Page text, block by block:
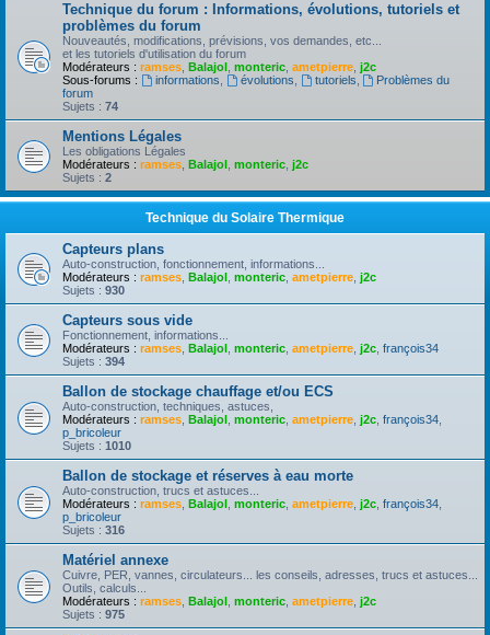
Technique du forum : Informations, évolutions, tutoriels et
problèmes du forum
Nouveautés, modifications, prévisions, vos demandes, etc...
et les tutoriels d'utilisation du forum
Modérateurs : ramses Balajol monteric ametpierre j2c
Sous-forums :
informations évolutions tutoriels
Problèmes du
forum
Sujets : 74
Mentions Légales
Les obligations Légales
Modérateurs : ramses Balajol monteric j2c
Sujets : 2
Technique du Solaire Thermique
Capteurs plans
Auto-construction, fonctionnement, informations...
Modérateurs : ramses Balajol monteric ametpierre j2c
Sujets : 930
Capteurs sous vide
Fonctionnement, informations...
Modérateurs : ramses Balajol monteric ametpierre j2c françois34
Sujets : 394
Ballon de stockage chauffage et/ou ECS
Auto-construction, techniques, astuces,
Modérateurs : ramses Balajol monteric ametpierre j2c françois34
p_bricoleur
Sujets : 1010
Ballon de stockage et réserves à eau morte
Auto-construction, trucs et astuces...
Modérateurs : ramses Balajol monteric ametpierre j2c françois34
p_bricoleur
Sujets : 316
Matériel annexe
Cuivre, PER, vannes, circulateurs... les conseils, adresses, trucs et astuces...
Outils, calculs...
Modérateurs : ramses Balajol monteric ametpierre j2c
Sujets : 975